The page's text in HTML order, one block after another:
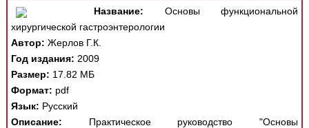
Название: Основы функциональной
хирургической гастроэнтерологии
Автор: Жерлов Г.К.
Год издания: 2009
Размер: 17.82 МБ
Формат: pdf
Язык: Русский
Описание: Практическое руководство "Основы